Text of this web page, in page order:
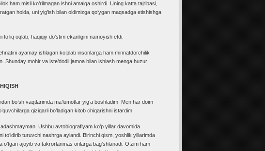
ham misli ko’rilmagan ishni amalga oshirdi. Uning katta tajribasi,
holda, uni yig’ish bilan oldimizga qo’ygan maqsadga etishishga
oqlab, haqiqiy do’stim ekanligini namoyish etdi.
ayamay ishlagan ko’plab insonlarga ham minnatdorchilik
Shunday mohir va iste’dodli jamoa bilan ishlash menga huzur
bo’sh vaqtlarimda ma’lumotlar yig’a boshladim. Men har doim
qiziqarli bo’ladigan kitob chiqarishni istardim.
Ushbu avtobiografiyam ko’p yillar davomida
to’ldirib turuvchi nashrga aylandi. Birinchi qism, yoshlik yillarimda
ajoyib va takrorlanmas onlarga bag’shlanadi. O’zim ham